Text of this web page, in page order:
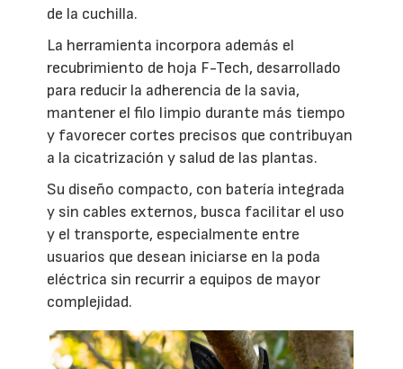
de la cuchilla.
La herramienta incorpora además el
recubrimiento de hoja F-Tech, desarrollado
para reducir la adherencia de la savia,
mantener el filo limpio durante más tiempo
y favorecer cortes precisos que contribuyan
a la cicatrización y salud de las plantas.
Su diseño compacto, con batería integrada
y sin cables externos, busca facilitar el uso
y el transporte, especialmente entre
usuarios que desean iniciarse en la poda
eléctrica sin recurrir a equipos de mayor
complejidad.